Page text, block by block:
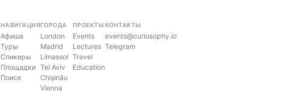
НАВИГАЦИЯ
Афиша
Туры
Спикеры
Площадки
Поиск
ГОРОДА
London
Madrid
Limassol
Tel Aviv
Chișinău
Vienna
ПРОЕКТЫ
Events
Lectures
Travel
Education
КОНТАКТЫ
events@curiosophy.io
Telegram